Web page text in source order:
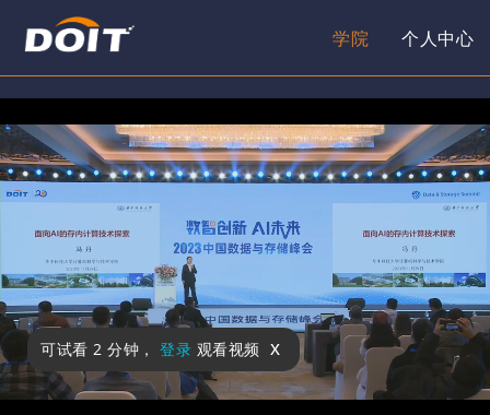
学院 个人中心
可试看 2 分钟 ， 登录 观看视频 x